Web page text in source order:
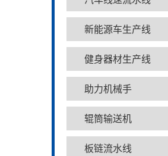
新能源车生产线
健身器材生产线
助力机械手
辊筒输送机
板链流水线